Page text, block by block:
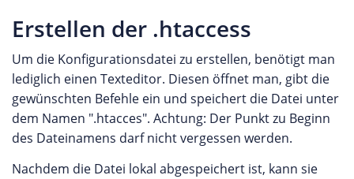
Erstellen der .htaccess
Um die Konfigurationsdatei zu erstellen, benötigt man
lediglich einen Texteditor. Diesen öffnet man, gibt die
gewünschten Befehle ein und speichert die Datei unter
dem Namen ".htacces". Achtung: Der Punkt zu Beginn
des Dateinamens darf nicht vergessen werden.
Nachdem die Datei lokal abgespeichert ist, kann sie